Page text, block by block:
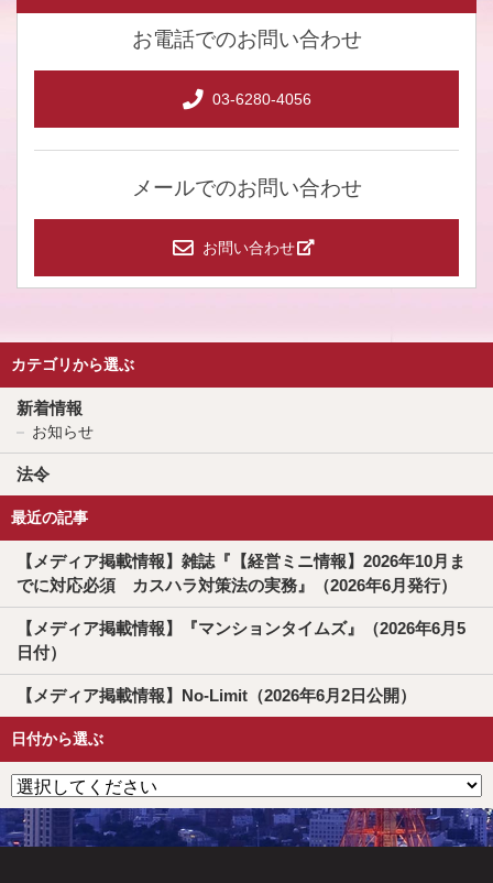
お電話でのお問い合わせ
03-6280-4056
メールでのお問い合わせ
お問い合わせ
カテゴリから選ぶ
新着情報
お知らせ
法令
最近の記事
【メディア掲載情報】雑誌『【経営ミニ情報】2026年10月ま
でに対応必須 カスハラ対策法の実務』（2026年6月発行）
【メディア掲載情報】『マンションタイムズ』（2026年6月5
日付）
【メディア掲載情報】No-Limit（2026年6月2日公開）
日付から選ぶ